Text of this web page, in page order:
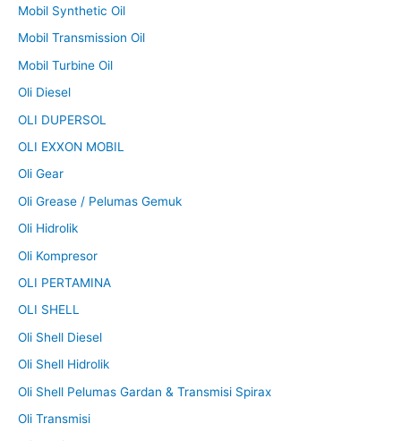
Mobil Synthetic Oil
Mobil Transmission Oil
Mobil Turbine Oil
Oli Diesel
OLI DUPERSOL
OLI EXXON MOBIL
Oli Gear
Oli Grease / Pelumas Gemuk
Oli Hidrolik
Oli Kompresor
OLI PERTAMINA
OLI SHELL
Oli Shell Diesel
Oli Shell Hidrolik
Oli Shell Pelumas Gardan & Transmisi Spirax
Oli Transmisi